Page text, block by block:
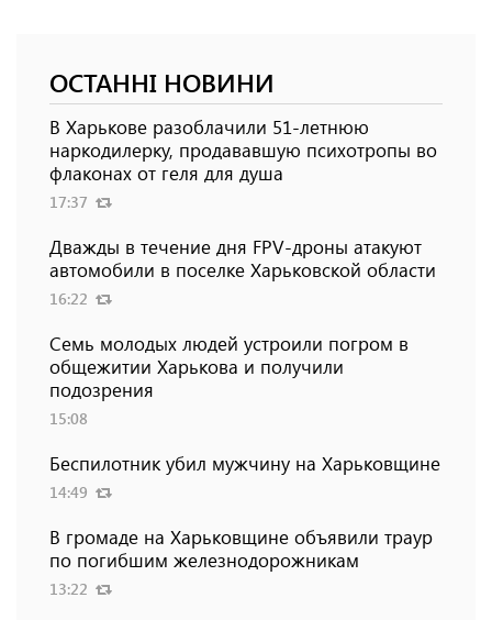
ОСТАННІ НОВИНИ
В Харькове разоблачили 51-летнюю
наркодилерку, продававшую психотропы во
флаконах от геля для душа
17:37
Дважды в течение дня FPV-дроны атакуют
автомобили в поселке Харьковской области
16:22
Семь молодых людей устроили погром в
общежитии Харькова и получили
подозрения
15:08
Беспилотник убил мужчину на Харьковщине
14:49
В громаде на Харьковщине объявили траур
по погибшим железнодорожникам
13:22